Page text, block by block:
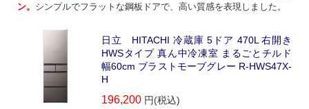
ン。 シンプルでフラットな鋼板ドアで、高い質感を表現しました。
日立 HITACHI 冷蔵庫 5ドア 470L 右開き
HWSタイプ 真ん中冷凍室 まるごとチルド
幅60cm ブラストモーブグレー R-HWS47X-
H
196,200 円(税込)